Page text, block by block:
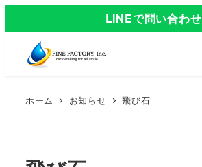
LINEで問い合わせ
ホーム お知らせ 飛び石